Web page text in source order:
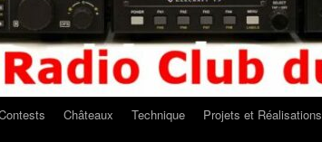
Châteaux Technique Projets et Réalisations